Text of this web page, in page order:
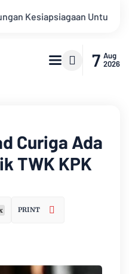
Untuk Menanggulangi
7 Aug
2026
Curiga Ada
TWK KPK
PRINT